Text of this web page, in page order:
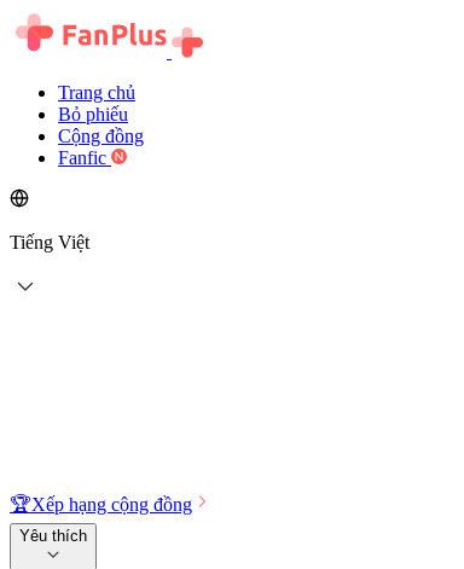
Trang chủ
Bỏ phiếu
Cộng đồng
Fanfic
Tiếng Việt
🏆Xếp hạng cộng đồng
Yêu thích